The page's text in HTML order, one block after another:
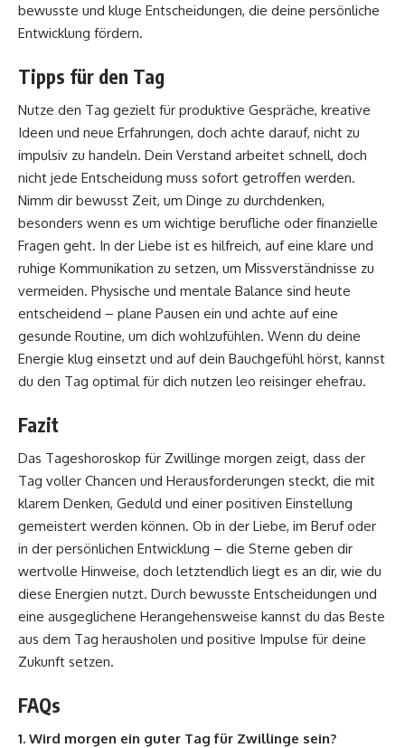
bewusste und kluge Entscheidungen, die deine persönliche
Entwicklung fördern.
Tipps für den Tag
Nutze den Tag gezielt für produktive Gespräche, kreative
Ideen und neue Erfahrungen, doch achte darauf, nicht zu
impulsiv zu handeln. Dein Verstand arbeitet schnell, doch
nicht jede Entscheidung muss sofort getroffen werden.
Nimm dir bewusst Zeit, um Dinge zu durchdenken,
besonders wenn es um wichtige berufliche oder finanzielle
Fragen geht. In der Liebe ist es hilfreich, auf eine klare und
ruhige Kommunikation zu setzen, um Missverständnisse zu
vermeiden. Physische und mentale Balance sind heute
entscheidend – plane Pausen ein und achte auf eine
gesunde Routine, um dich wohlzufühlen. Wenn du deine
Energie klug einsetzt und auf dein Bauchgefühl hörst, kannst
du den Tag optimal für dich nutzen leo reisinger ehefrau.
Fazit
Das Tageshoroskop für Zwillinge morgen zeigt, dass der
Tag voller Chancen und Herausforderungen steckt, die mit
klarem Denken, Geduld und einer positiven Einstellung
gemeistert werden können. Ob in der Liebe, im Beruf oder
in der persönlichen Entwicklung – die Sterne geben dir
wertvolle Hinweise, doch letztendlich liegt es an dir, wie du
diese Energien nutzt. Durch bewusste Entscheidungen und
eine ausgeglichene Herangehensweise kannst du das Beste
aus dem Tag herausholen und positive Impulse für deine
Zukunft setzen.
FAQs
1. Wird morgen ein guter Tag für Zwillinge sein?